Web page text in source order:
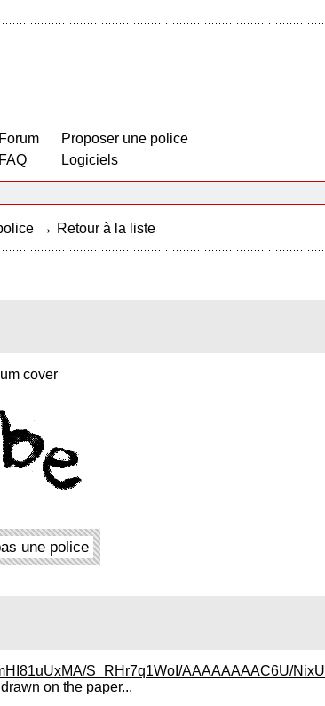
Forum
FAQ
Proposer une police
Logiciels
→ Retour à la liste
cover
une police
S_RHr7q1WoI/AAAAAAAAC6U/
on the paper...